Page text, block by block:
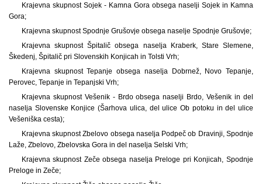
Krajevna skupnost Sojek - Kamna Gora obsega naselji Sojek in Kamna
Gora;
Krajevna skupnost Spodnje Grušovje obsega naselje Spodnje Grušovje;
Krajevna skupnost Špitalič obsega naselja Kraberk, Stare Slemene,
Škedenj, Špitalič pri Slovenskih Konjicah in Tolsti Vrh;
Krajevna skupnost Tepanje obsega naselja Dobrnež, Novo Tepanje,
Perovec, Tepanje in Tepanjski Vrh;
Krajevna skupnost Vešenik - Brdo obsega naselji Brdo, Vešenik in del
naselja Slovenske Konjice (Šarhova ulica, del ulice Ob potoku in del ulice
Vešeniška cesta);
Krajevna skupnost Zbelovo obsega naselja Podpeč ob Dravinji, Spodnje
Laže, Zbelovo, Zbelovska Gora in del naselja Selski Vrh;
Krajevna skupnost Zeče obsega naselja Preloge pri Konjicah, Spodnje
Preloge in Zeče;